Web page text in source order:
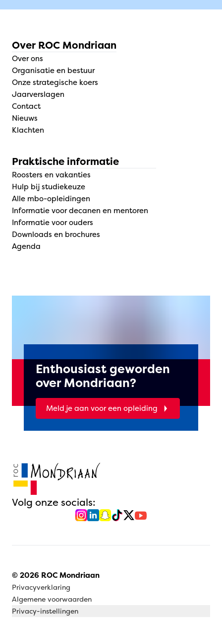
Over ROC Mondriaan
Over ons
Organisatie en bestuur
Onze strategische koers
Jaarverslagen
Contact
Nieuws
Klachten
Praktische informatie
Roosters en vakanties
Hulp bij studiekeuze
Alle mbo-opleidingen
Informatie voor decanen en mentoren
Informatie voor ouders
Downloads en brochures
Agenda
Enthousiast geworden
over Mondriaan?
Meld je aan voor een opleiding
Volg onze socials:
© 2026 ROC Mondriaan
Privacyverklaring
Algemene voorwaarden
Privacy-instellingen